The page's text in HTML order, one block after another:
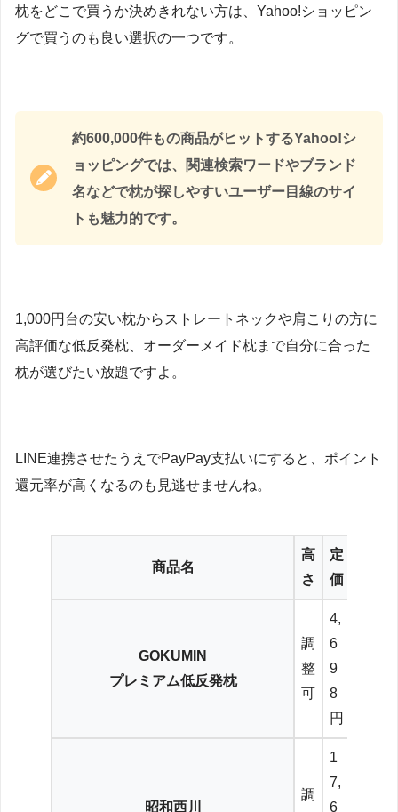
枕をどこで買うか決めきれない方は、Yahoo!ショッピン
グで買うのも良い選択の一つです。
約600,000件もの商品がヒットするYahoo!シ
ョッピングでは、関連検索ワードやブランド
名などで枕が探しやすいユーザー目線のサイ
トも魅力的です。
1,000円台の安い枕からストレートネックや肩こりの方に
高評価な低反発枕、オーダーメイド枕まで自分に合った
枕が選びたい放題ですよ。
LINE連携させたうえでPayPay支払いにすると、ポイント
還元率が高くなるのも見逃せませんね。
商品名
高
さ
定
価
GOKUMIN
プレミアム低反発枕
調
整
可
4,
6
9
8
円
昭和西川
調
1
7,
6